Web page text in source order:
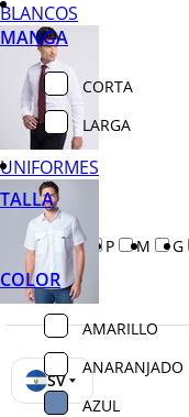
BLANCOS
UNIFORMES
SV
MANGA
CORTA
LARGA
TALLA
EP P M G
COLOR
AMARILLO
ANARANJADO
AZUL